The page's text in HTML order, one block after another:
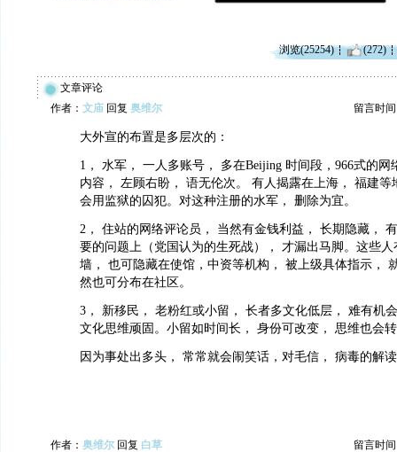
浏览(25254) (272)
文章评论
作者： 文庙 回复 奥维尔 留言时间
大外宣的布置是多层次的：
1， 水军， 一人多账号， 多在Beijing 时间段，966式的网
内容， 左顾右盼， 语无伦次。 有人揭露在上海， 福建等
会用监狱的囚犯。对这种注册的水军， 删除为宜。
2， 住站的网络评论员， 当然有金钱利益， 长期隐藏，
要的问题上（党国认为的生死战）， 才漏出马脚。这些
墙， 也可隐藏在使馆，中资等机构， 被上级具体指示，
然也可分布在社区。
3， 新移民， 老粉红或小留， 长者多文化低层， 难有机
文化思维顽固。小留如时间长， 身份可改变， 思维也会
因为事处出多头， 常常就会闹笑话，对毛信， 病毒的解
作者： 奥维尔 回复 白草 留言时间